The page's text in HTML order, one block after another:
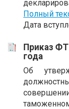
Полный
Дата
Приказ
года
Об